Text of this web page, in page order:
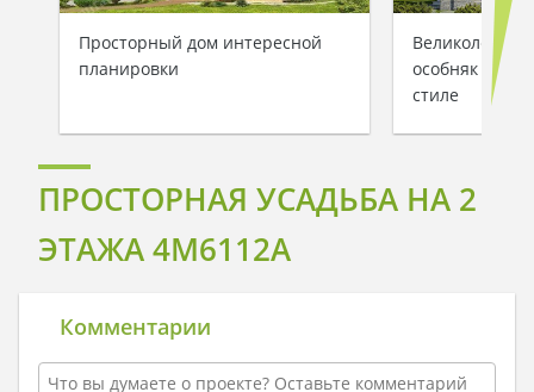
Просторный дом интересной
планировки
особняк в
стиле
ПРОСТОРНАЯ УСАДЬБА НА 2
ЭТАЖА 4M6112A
Комментарии